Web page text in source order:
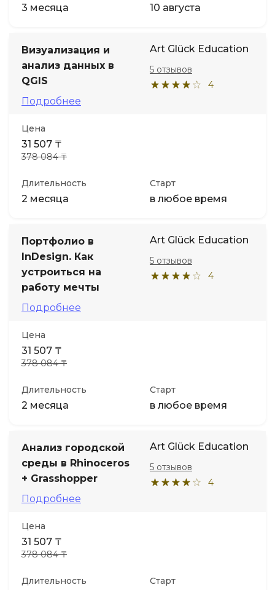
3 месяца 10 августа
Визуализация и
анализ данных в
QGIS
Подробнее
Art Glück Education
4
5 отзывов
Цена
31 507 ₸
378 084 ₸
Длительность
2 месяца
Старт
в любое время
Портфолио в
InDesign. Как
устроиться на
работу мечты
Подробнее
Art Glück Education
4
5 отзывов
Цена
31 507 ₸
378 084 ₸
Длительность
2 месяца
Старт
в любое время
Анализ городской
среды в Rhinoceros
+ Grasshopper
Подробнее
Art Glück Education
4
5 отзывов
Цена
31 507 ₸
378 084 ₸
Длительность Старт